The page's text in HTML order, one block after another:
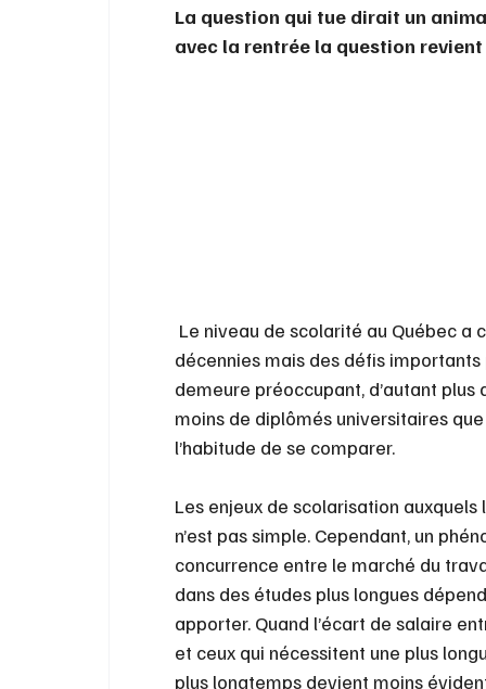
La question qui tue dirait un
avec la rentrée la question
Le niveau de scolarité au Québec a
décennies mais des défis
demeure préoccupant, d’autant plus
moins de diplômés universitaires
l’habitude de se comparer.
Les enjeux de scolarisation
n’est pas simple. Cependant, un
concurrence entre le marché du
dans des études plus longues
apporter. Quand l’écart de salaire
et ceux qui nécessitent une plus
plus longtemps devient moins